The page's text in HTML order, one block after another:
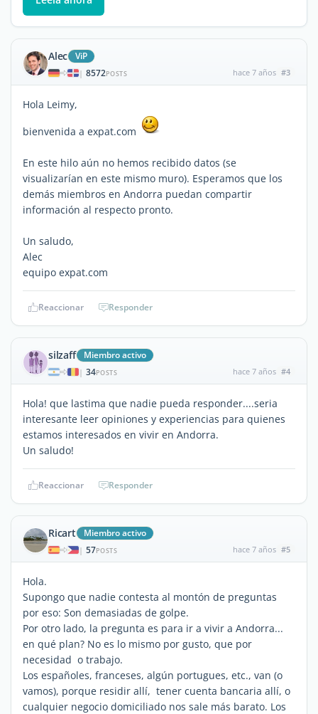
Alec ViP
| 8572POSTS hace 7 años #3
Hola Leimy,
bienvenida a expat.com
En este hilo aún no hemos recibido datos (se
visualizarían en este mismo muro). Esperamos que los
demás miembros en Andorra puedan compartir
información al respecto pronto.
Un saludo,
Alec
equipo expat.com
Reaccionar Responder
silzaff Miembro activo
| 34POSTS hace 7 años #4
Hola! que lastima que nadie pueda responder....seria
interesante leer opiniones y experiencias para quienes
estamos interesados en vivir en Andorra.
Un saludo!
Reaccionar Responder
Ricart Miembro activo
| 57POSTS hace 7 años #5
Hola.
Supongo que nadie contesta al montón de preguntas
por eso: Son demasiadas de golpe.
Por otro lado, la pregunta es para ir a vivir a Andorra...
en qué plan? No es lo mismo por gusto, que por
necesidad o trabajo.
Los españoles, franceses, algún portugues, etc., van (o
vamos), porque residir allí, tener cuenta bancaria allí, o
cualquier negocio domiciliado nos sale más barato. Los